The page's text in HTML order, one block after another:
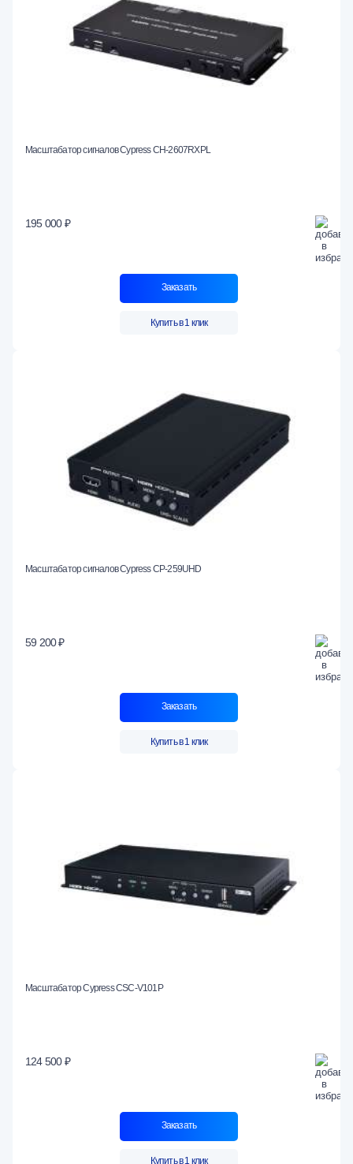
Масштабатор сигналов Cypress CH-2607RXPL
195 000 ₽
Заказать
Купить в 1 клик
Масштабатор сигналов Cypress CP-259UHD
59 200 ₽
Заказать
Купить в 1 клик
Масштабатор Cypress CSC-V101P
124 500 ₽
Заказать
Купить в 1 клик